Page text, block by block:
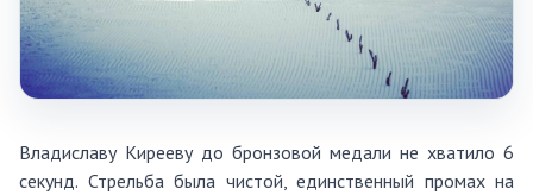
Владиславу Кирееву до бронзовой медали не хватило 6
секунд. Стрельба была чистой, единственный промах на